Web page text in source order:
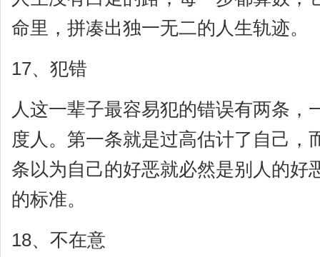
命里，拼凑出独一无二的人生轨迹。
17、犯错
人这一辈子最容易犯的错误有两条，
度人。第一条就是过高估计了自己，
条以为自己的好恶就必然是别人的好
的标准。
18、不在意